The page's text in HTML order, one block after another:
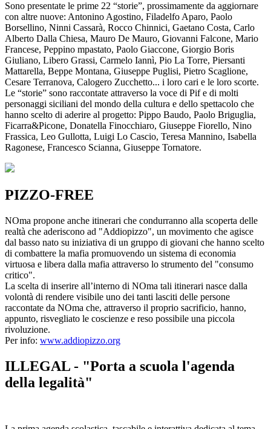
Sono presentate le prime 22 “storie”, prossimamente da aggiornare
con altre nuove: Antonino Agostino, Filadelfo Aparo, Paolo
Borsellino, Ninni Cassarà, Rocco Chinnici, Gaetano Costa, Carlo
Alberto Dalla Chiesa, Mauro De Mauro, Giovanni Falcone, Mario
Francese, Peppino mpastato, Paolo Giaccone, Giorgio Boris
Giuliano, Libero Grassi, Carmelo Iannì, Pio La Torre, Piersanti
Mattarella, Beppe Montana, Giuseppe Puglisi, Pietro Scaglione,
Cesare Terranova, Calogero Zucchetto... i loro cari e le loro scorte.
Le “storie” sono raccontate attraverso la voce di Pif e di molti
personaggi siciliani del mondo della cultura e dello spettacolo che
hanno scelto di aderire al progetto: Pippo Baudo, Paolo Briguglia,
Ficarra&Picone, Donatella Finocchiaro, Giuseppe Fiorello, Nino
Frassica, Leo Gullotta, Luigi Lo Cascio, Teresa Mannino, Isabella
Ragonese, Francesco Scianna, Giuseppe Tornatore.
PIZZO-FREE
NOma propone anche itinerari che condurranno alla scoperta delle
realtà che aderiscono ad "Addiopizzo", un movimento che agisce
dal basso nato su iniziativa di un gruppo di giovani che hanno scelto
di combattere la mafia promuovendo un sistema di economia
virtuosa e libera dalla mafia attraverso lo strumento del "consumo
critico".
La scelta di inserire all’interno di NOma tali itinerari nasce dalla
volontà di rendere visibile uno dei tanti lasciti delle persone
raccontate da NOma che, attraverso il proprio sacrificio, hanno,
appunto, risvegliato le coscienze e reso possibile una piccola
rivoluzione.
Per info: www.addiopizzo.org
ILLEGAL - "Porta a scuola l'agenda
della legalità"